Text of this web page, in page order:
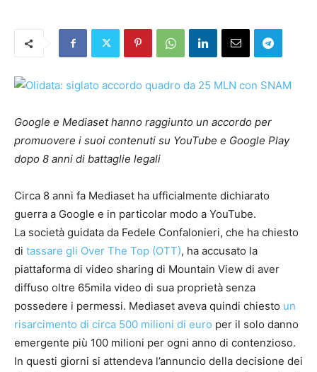
Google e Mediaset hanno raggiunto un accordo per
promuovere i suoi contenuti su YouTube e Google Play
dopo 8 anni di battaglie legali
Circa 8 anni fa Mediaset ha ufficialmente dichiarato
guerra a Google e in particolar modo a YouTube.
La società guidata da Fedele Confalonieri, che ha chiesto
di tassare gli Over The Top (OTT), ha accusato la
piattaforma di video sharing di Mountain View di aver
diffuso oltre 65mila video di sua proprietà senza
possedere i permessi. Mediaset aveva quindi chiesto un
risarcimento di circa 500 milioni di euro per il solo danno
emergente più 100 milioni per ogni anno di contenzioso.
In questi giorni si attendeva l’annuncio della decisione dei